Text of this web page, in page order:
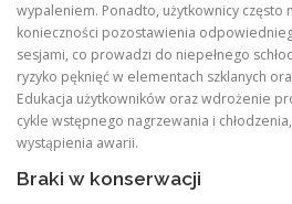
wypaleniem. Ponadto, użytkownicy często
konieczności pozostawienia
sesjami, co prowadzi do niepełnego
ryzyko pęknięć w elementach szklanych
Edukacja użytkowników oraz wdrożenie
cykle wstępnego nagrzewania i
wystąpienia awarii.
Braki w konserwacji